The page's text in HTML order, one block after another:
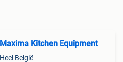
Maxima Kitchen Equipment
Heel België